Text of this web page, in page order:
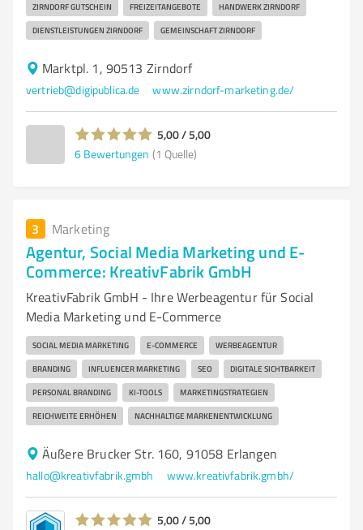
ZIRNDORF GUTSCHEIN FREIZEITANGEBOTE HANDWERK ZIRNDORF
DIENSTLEISTUNGEN ZIRNDORF GEMEINSCHAFT ZIRNDORF
Marktpl. 1, 90513 Zirndorf
vertrieb@digipublica.de www.zirndorf-marketing.de/
5,00 / 5,00
6 Bewertungen (1 Quelle)
3 Marketing
Agentur, Social Media Marketing und E-
Commerce: KreativFabrik GmbH
KreativFabrik GmbH - Ihre Werbeagentur für Social
Media Marketing und E-Commerce
SOCIAL MEDIA MARKETING E-COMMERCE WERBEAGENTUR
BRANDING INFLUENCER MARKETING SEO DIGITALE SICHTBARKEIT
PERSONAL BRANDING KI-TOOLS MARKETINGSTRATEGIEN
REICHWEITE ERHÖHEN NACHHALTIGE MARKENENTWICKLUNG
Äußere Brucker Str. 160, 91058 Erlangen
hallo@kreativfabrik.gmbh www.kreativfabrik.gmbh/
5,00 / 5,00